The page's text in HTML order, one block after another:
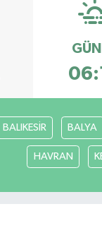
BALIKESİR BALYA
HAVRAN